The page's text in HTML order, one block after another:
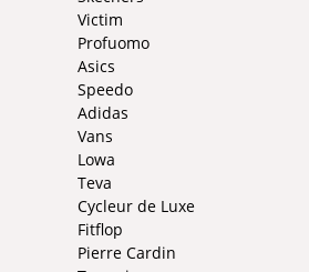
Victim
Profuomo
Asics
Speedo
Adidas
Vans
Lowa
Teva
Cycleur de Luxe
Fitflop
Pierre Cardin